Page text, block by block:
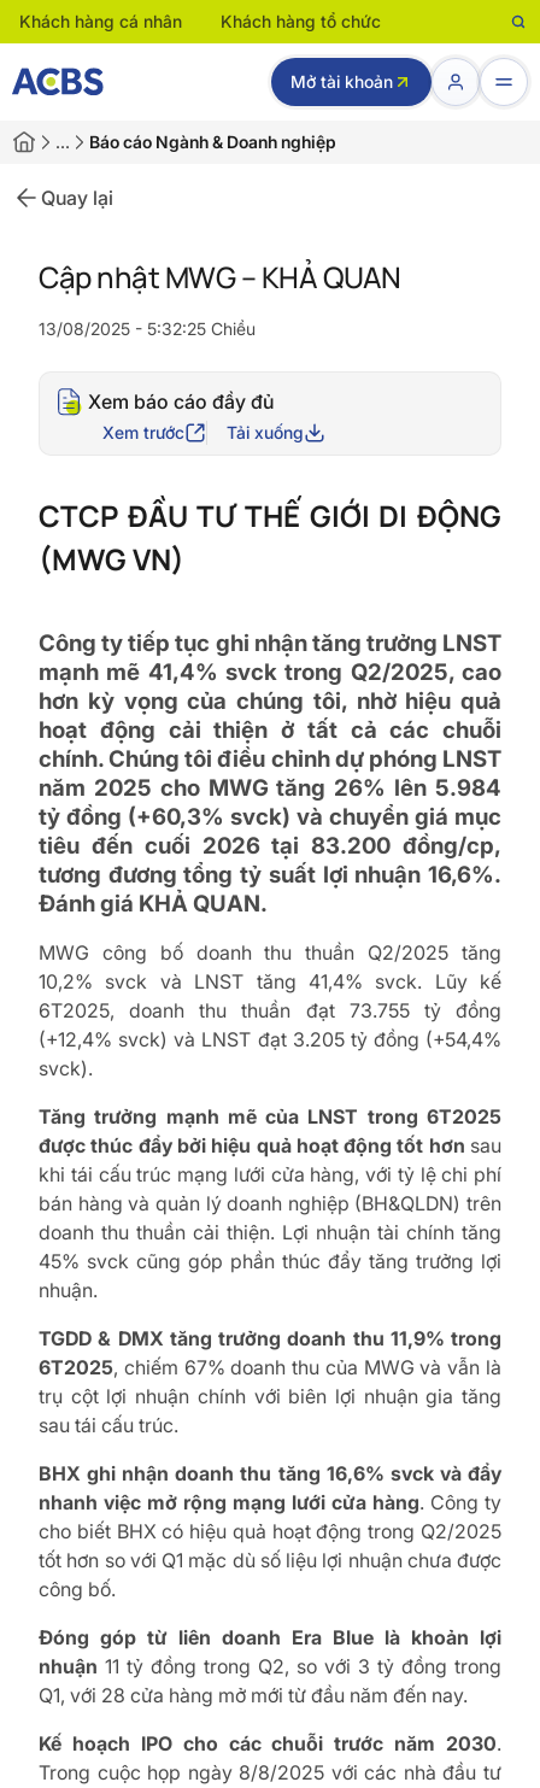
Khách hàng cá nhân Khách hàng tổ chức
Mở tài khoản
… Báo cáo Ngành & Doanh nghiệp
Quay lại
Cập nhật MWG – KHẢ QUAN
13/08/2025 - 5:32:25 Chiều
Xem báo cáo đầy đủ
Xem trước Tải xuống
CTCP ĐẦU TƯ THẾ GIỚI DI ĐỘNG
(MWG VN)
Công ty tiếp tục ghi nhận tăng trưởng LNST
mạnh mẽ 41,4% svck trong Q2/2025, cao
hơn kỳ vọng của chúng tôi, nhờ hiệu quả
hoạt động cải thiện ở tất cả các chuỗi
chính. Chúng tôi điều chỉnh dự phóng LNST
năm 2025 cho MWG tăng 26% lên 5.984
tỷ đồng (+60,3% svck) và chuyển giá mục
tiêu đến cuối 2026 tại 83.200 đồng/cp,
tương đương tổng tỷ suất lợi nhuận 16,6%.
Đánh giá KHẢ QUAN.
MWG công bố doanh thu thuần Q2/2025 tăng
10,2% svck và LNST tăng 41,4% svck. Lũy kế
6T2025, doanh thu thuần đạt 73.755 tỷ đồng
(+12,4% svck) và LNST đạt 3.205 tỷ đồng (+54,4%
svck).
Tăng trưởng mạnh mẽ của LNST trong 6T2025
được thúc đẩy bởi hiệu quả hoạt động tốt hơn sau
khi tái cấu trúc mạng lưới cửa hàng, với tỷ lệ chi phí
bán hàng và quản lý doanh nghiệp (BH&QLDN) trên
doanh thu thuần cải thiện. Lợi nhuận tài chính tăng
45% svck cũng góp phần thúc đẩy tăng trưởng lợi
nhuận.
TGDD & DMX tăng trưởng doanh thu 11,9% trong
6T2025, chiếm 67% doanh thu của MWG và vẫn là
trụ cột lợi nhuận chính với biên lợi nhuận gia tăng
sau tái cấu trúc.
BHX ghi nhận doanh thu tăng 16,6% svck và đẩy
nhanh việc mở rộng mạng lưới cửa hàng. Công ty
cho biết BHX có hiệu quả hoạt động trong Q2/2025
tốt hơn so với Q1 mặc dù số liệu lợi nhuận chưa được
công bố.
Đóng góp từ liên doanh Era Blue là khoản lợi
nhuận 11 tỷ đồng trong Q2, so với 3 tỷ đồng trong
Q1, với 28 cửa hàng mở mới từ đầu năm đến nay.
Kế hoạch IPO cho các chuỗi trước năm 2030.
Trong cuộc họp ngày 8/8/2025 với các nhà đầu tư